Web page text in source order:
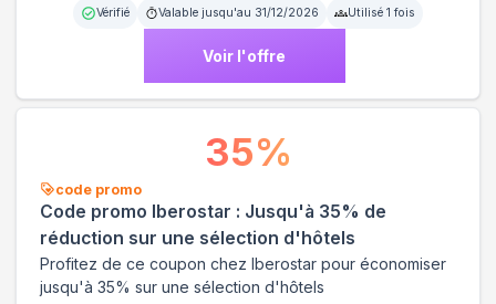
Vérifié Valable jusqu'au 31/12/2026 Utilisé 1 fois
Voir l'offre
code promo
Code promo Iberostar : Jusqu'à 35% de
réduction sur une sélection d'hôtels
Profitez de ce coupon chez Iberostar pour économiser
jusqu'à 35% sur une sélection d'hôtels
35%